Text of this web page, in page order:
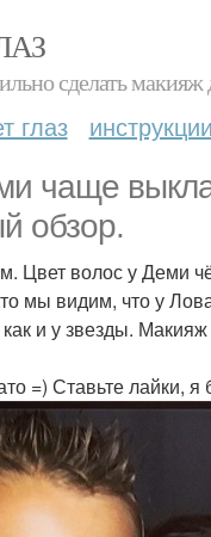
сделать макияж
глаз
чаще
обзор.
Цвет волос у Деми
мы видим, что у
как и у звезды.
=) Ставьте лайки, я